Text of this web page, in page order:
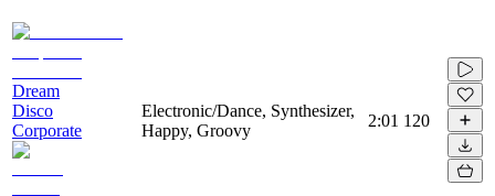
Dream
Disco
Corporate
Electronic/Dance, Synthesizer,
Happy, Groovy
2:01 120